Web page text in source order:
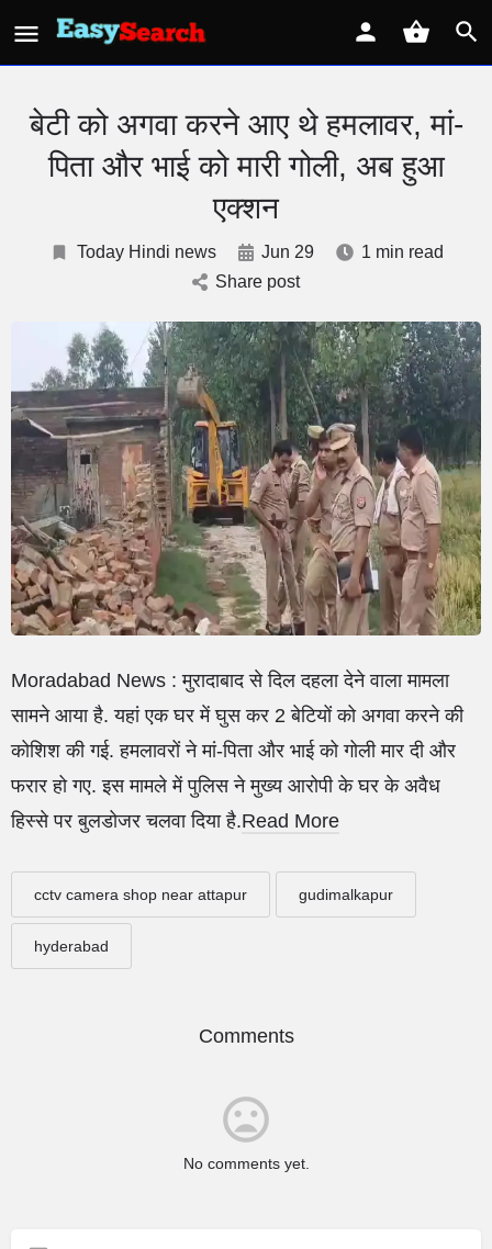
बेटी को अगवा करने आए थे हमलावर, मां-
पिता और भाई को मारी गोली, अब हुआ
एक्‍शन
Today Hindi news Jun 29
1 min read
Share post
Moradabad News : मुरादाबाद से दिल दहला देने वाला मामला
सामने आया है. यहां एक घर में घुस कर 2 बेटियों को अगवा करने की
कोशिश की गई. हमलावरों ने मां-पिता और भाई को गोली मार दी और
फरार हो गए. इस मामले में पुलिस ने मुख्‍य आरोपी के घर के अवैध
हिस्‍से पर बुलडोजर चलवा दिया है.Read More
cctv camera shop near attapur gudimalkapur
hyderabad
Comments
No comments yet.